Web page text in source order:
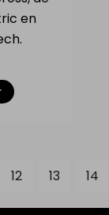
en
12 13 14